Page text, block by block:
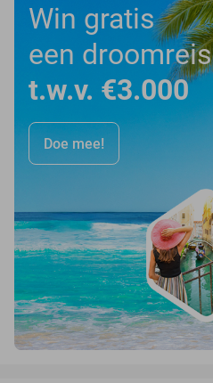
Win gratis
een droomreis
t.w.v. €3.000
Doe mee!